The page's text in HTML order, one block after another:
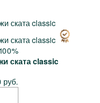
ската classic
руб.